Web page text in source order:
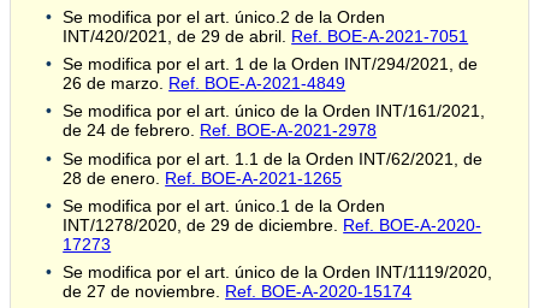
Se modifica por el art. único.2 de la Orden
INT/420/2021, de 29 de abril. Ref. BOE-A-2021-7051
Se modifica por el art. 1 de la Orden INT/294/2021, de
26 de marzo. Ref. BOE-A-2021-4849
Se modifica por el art. único de la Orden INT/161/2021,
de 24 de febrero. Ref. BOE-A-2021-2978
Se modifica por el art. 1.1 de la Orden INT/62/2021, de
28 de enero. Ref. BOE-A-2021-1265
Se modifica por el art. único.1 de la Orden
INT/1278/2020, de 29 de diciembre. Ref. BOE-A-2020-
17273
Se modifica por el art. único de la Orden INT/1119/2020,
de 27 de noviembre. Ref. BOE-A-2020-15174